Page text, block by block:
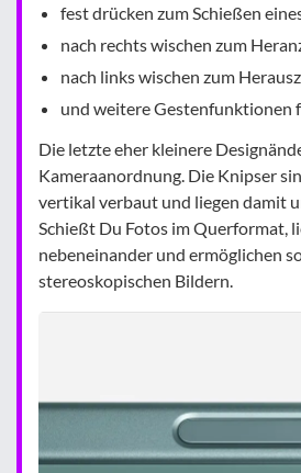
fest drücken zum Schießen
nach rechts wischen zum
nach links wischen zum
und weitere Gestenfunktionen
Die letzte eher kleinere
Kameraanordnung. Die Knipser
vertikal verbaut und liegen damit
Schießt Du Fotos im Querformat,
nebeneinander und ermöglichen
stereoskopischen Bildern.